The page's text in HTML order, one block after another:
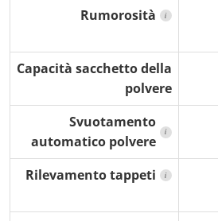
Rumorosità i
Capacità sacchetto della
polvere
Svuotamento
automatico polvere
i
Rilevamento tappeti i